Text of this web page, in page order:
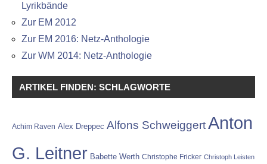
Lyrikbände
Zur EM 2012
Zur EM 2016: Netz-Anthologie
Zur WM 2014: Netz-Anthologie
ARTIKEL FINDEN: SCHLAGWORTE
Achim Raven Alex Dreppec Alfons SchweiggertAnton
G. Leitner Babette Werth Christophe Fricker Christoph Leisten